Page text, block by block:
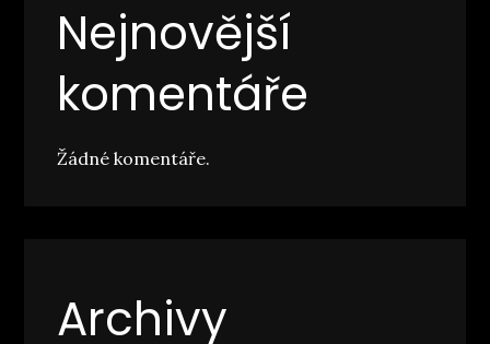
Nejnovější
komentáře
Žádné komentáře.
Archivy